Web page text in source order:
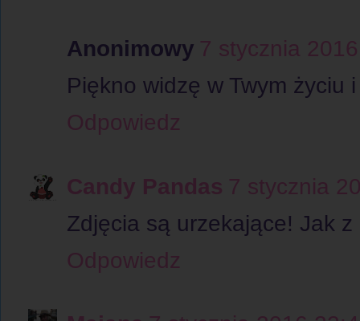
Anonimowy 7 stycznia
Piękno widzę w Twym życiu
Odpowiedz
Candy Pandas 7 stycznia
Zdjęcia są urzekające! Jak z
Odpowiedz